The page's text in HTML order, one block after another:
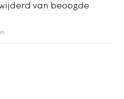
van beoogde